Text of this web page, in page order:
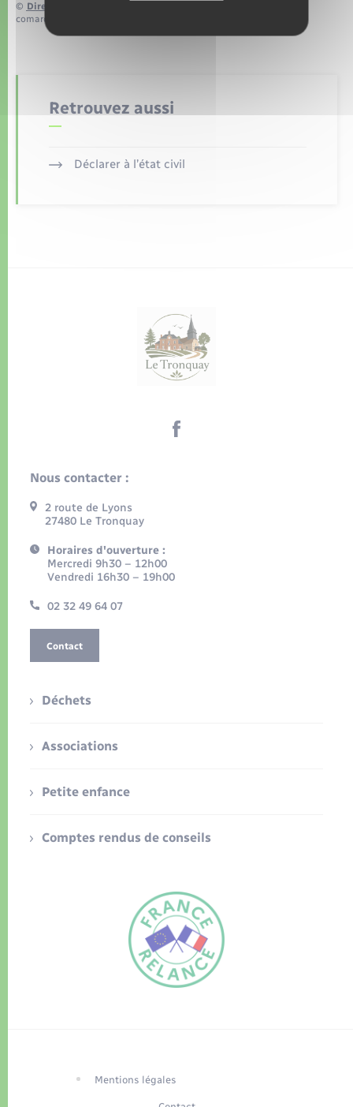
© Direction de l’information légale et administrative
comarquage developpé par
Retrouvez aussi
Déclarer à l’état civil
Nous contacter :
2 route de Lyons
27480 Le Tronquay
Horaires d'ouverture :
Mercredi 9h30 – 12h00
Vendredi 16h30 – 19h00
02 32 49 64 07
Contact
Déchets
Associations
Petite enfance
Comptes rendus de conseils
Mentions légales